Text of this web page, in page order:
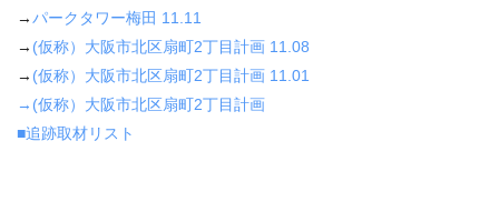
→パークタワー梅田 11.11
→ (仮称）大阪市北区扇町2丁目計画 11.08
→ (仮称）大阪市北区扇町2丁目計画 11.01
→(仮称）大阪市北区扇町2丁目計画
■追跡取材リスト